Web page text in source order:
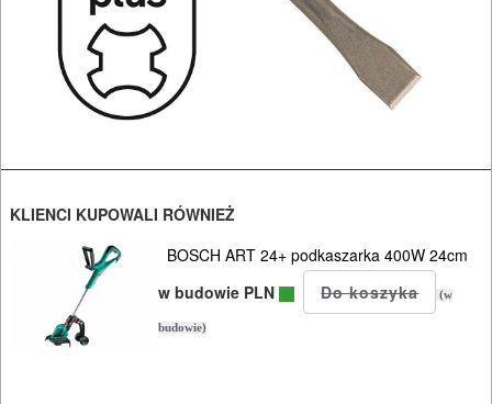
Brzeszczoty
DO
DREWNA
DO
METALU
Do
frezarek
Do
KLIENCI KUPOWALI RÓWNIEŻ
BOSCH ART 24+ podkaszarka 400W 24cm
w budowie PLN
(w
budowie)